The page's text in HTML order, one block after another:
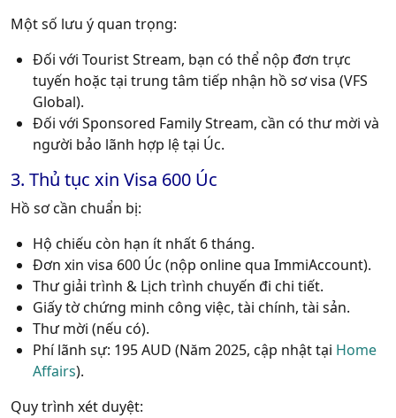
Một số lưu ý quan trọng:
Đối với Tourist Stream, bạn có thể nộp đơn trực
tuyến hoặc tại trung tâm tiếp nhận hồ sơ visa (VFS
Global).
Đối với Sponsored Family Stream, cần có thư mời và
người bảo lãnh hợp lệ tại Úc.
3. Thủ tục xin Visa 600 Úc
Hồ sơ cần chuẩn bị:
Hộ chiếu còn hạn ít nhất 6 tháng.
Đơn xin visa 600 Úc (nộp online qua ImmiAccount).
Thư giải trình & Lịch trình chuyến đi chi tiết.
Giấy tờ chứng minh công việc, tài chính, tài sản.
Thư mời (nếu có).
Phí lãnh sự: 195 AUD (Năm 2025, cập nhật tại Home
Affairs).
Quy trình xét duyệt: